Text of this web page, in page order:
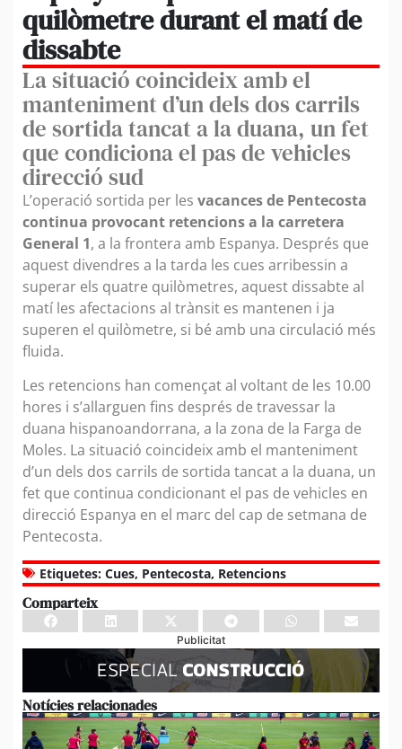
quilòmetre durant el matí de
dissabte
La situació coincideix amb el
manteniment d’un dels dos carrils
de sortida tancat a la duana, un fet
que condiciona el pas de vehicles
direcció sud
L’operació sortida per les vacances de Pentecosta
continua provocant retencions a la carretera
General 1, a la frontera amb Espanya. Després que
aquest divendres a la tarda les cues arribessin a
superar els quatre quilòmetres, aquest dissabte al
matí les afectacions al trànsit es mantenen i ja
superen el quilòmetre, si bé amb una circulació més
fluida.
Les retencions han començat al voltant de les 10.00
hores i s’allarguen fins després de travessar la
duana hispanoandorrana, a la zona de la Farga de
Moles. La situació coincideix amb el manteniment
d’un dels dos carrils de sortida tancat a la duana, un
fet que continua condicionant el pas de vehicles en
direcció Espanya en el marc del cap de setmana de
Pentecosta.
Etiquetes: Cues, Pentecosta, Retencions
Comparteix
Publicitat
Notícies relacionades